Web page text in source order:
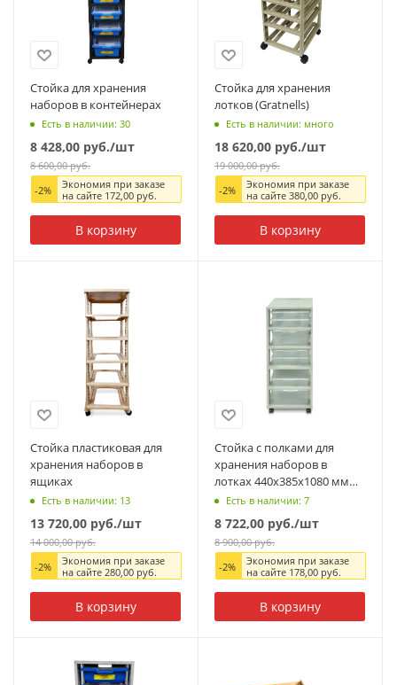
Стойка для хранения
наборов в контейнерах
Есть в наличии: 30
8 428,00 руб./шт
8 600,00руб.
-2%
Экономия при заказе
на сайте 172,00руб.
В корзину
Стойка для хранения
лотков (Gratnells)
Есть в наличии: много
18 620,00 руб./шт
19 000,00руб.
-2%
Экономия при заказе
на сайте 380,00руб.
В корзину
Стойка пластиковая для
хранения наборов в
ящиках
Есть в наличии: 13
13 720,00 руб./шт
14 000,00руб.
-2%
Экономия при заказе
на сайте 280,00руб.
В корзину
Стойка с полками для
хранения наборов в
лотках 440х385х1080 мм
(лотки в комплект не
входят), ЛДСП
Есть в наличии: 7
8 722,00 руб./шт
8 900,00руб.
-2%
Экономия при заказе
на сайте 178,00руб.
В корзину